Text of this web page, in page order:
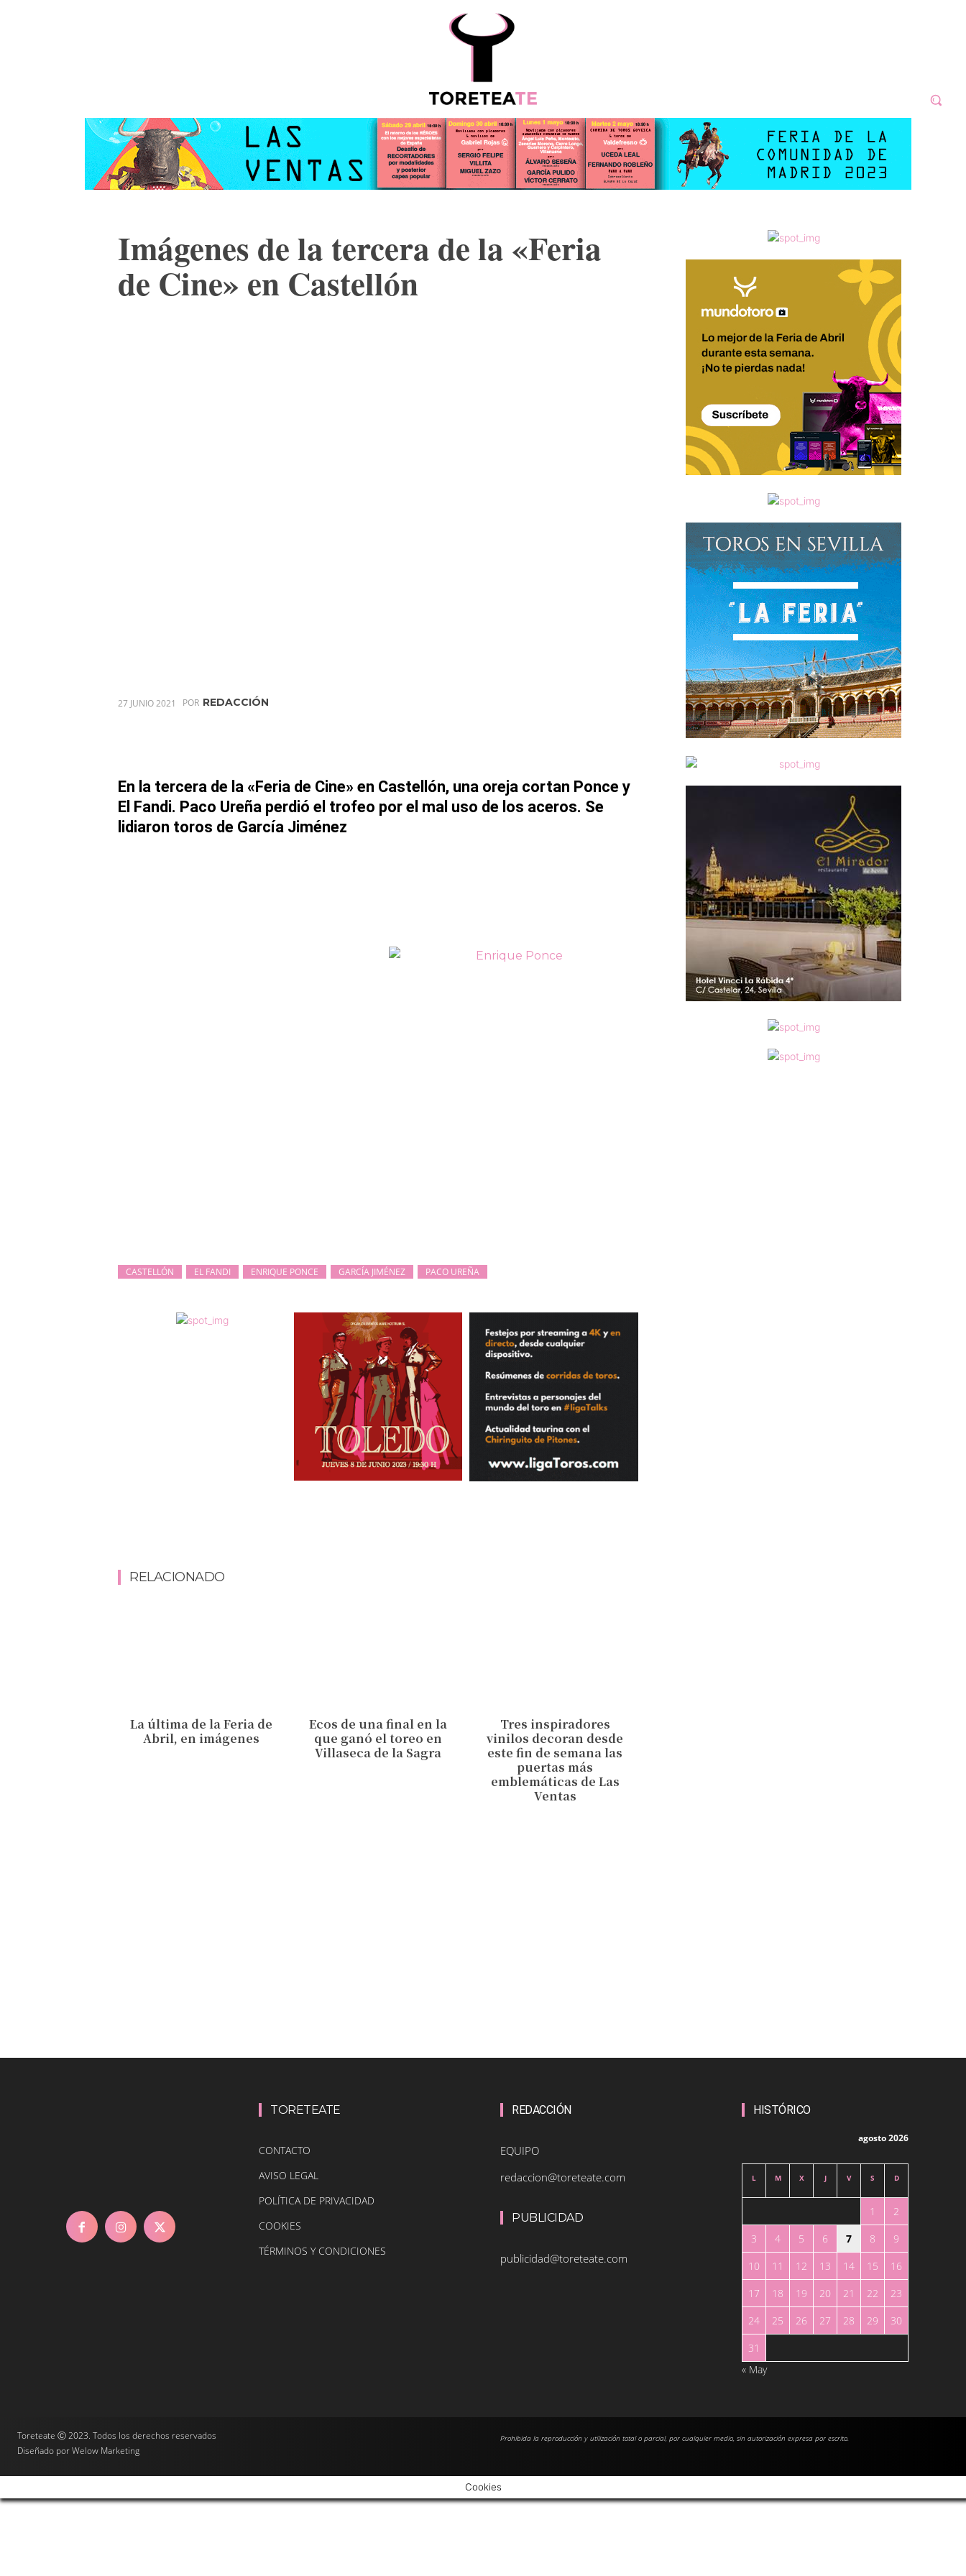
Imágenes de la tercera de la «Feria
de Cine» en Castellón
27 JUNIO 2021 POR REDACCIÓN
En la tercera de la «Feria de Cine» en Castellón, una oreja cortan Ponce y
El Fandi. Paco Ureña perdió el trofeo por el mal uso de los aceros. Se
lidiaron toros de García Jiménez
CASTELLÓN EL FANDI ENRIQUE PONCE GARCÍA JIMÉNEZ PACO UREÑA
RELACIONADO
La última de la Feria de
Abril, en imágenes
Ecos de una final en la
que ganó el toreo en
Villaseca de la Sagra
Tres inspiradores
vinilos decoran desde
este fin de semana las
puertas más
emblemáticas de Las
Ventas
TORETEATE
CONTACTO
AVISO LEGAL
POLÍTICA DE PRIVACIDAD
COOKIES
TÉRMINOS Y CONDICIONES
REDACCIÓN
EQUIPO
redaccion@toreteate.com
PUBLICIDAD
publicidad@toreteate.com
HISTÓRICO
agosto 2026
L M X J V S D
1
2
3
4 5 6 7 8
9
10
11 12 13 14 15
16
17
18 19 20 21 22
23
24
25 26 27 28 29
30
31
« May
Toreteate Ⓒ 2023. Todos los derechos reservados
Diseñado porWelow Marketing
Prohibida la reproducción y utilización total o parcial, por cualquier medio, sin autorización expresa por escrito.
Cookies